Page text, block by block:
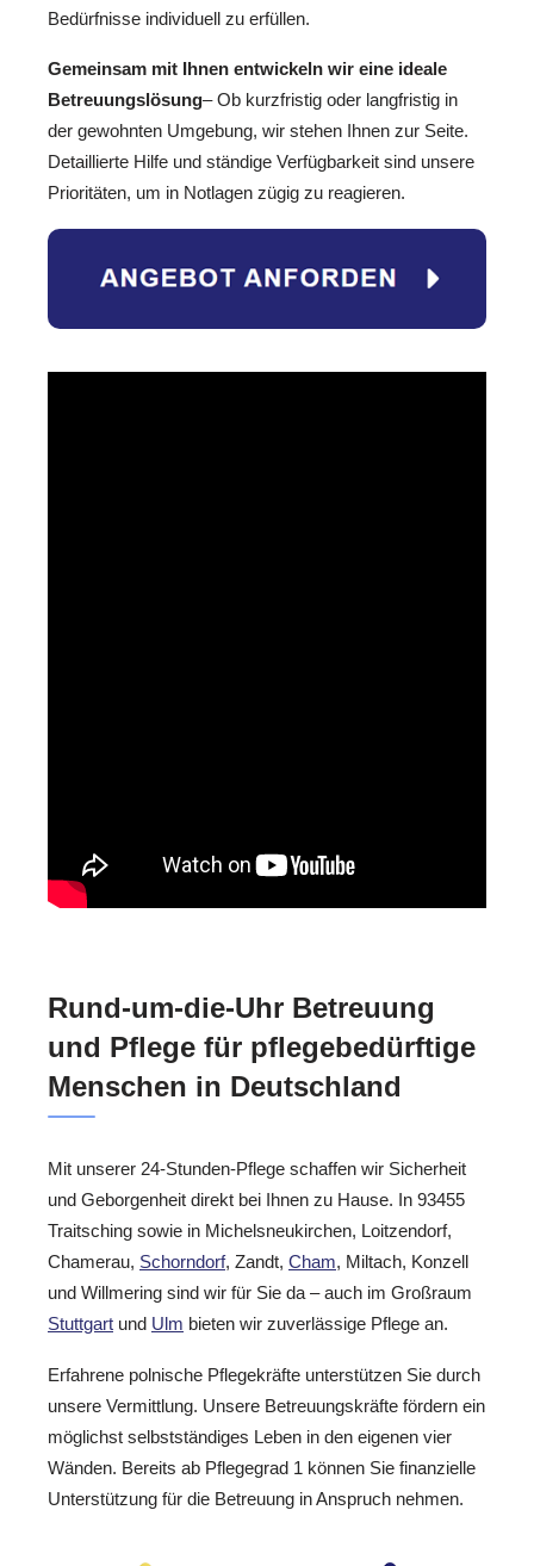
Bedürfnisse individuell zu erfüllen.
Gemeinsam mit Ihnen entwickeln wir eine ideale
Betreuungslösung– Ob kurzfristig oder langfristig in
der gewohnten Umgebung, wir stehen Ihnen zur Seite.
Detaillierte Hilfe und ständige Verfügbarkeit sind unsere
Prioritäten, um in Notlagen zügig zu reagieren.
Rund-um-die-Uhr Betreuung
und Pflege für pflegebedürftige
Menschen in Deutschland
Mit unserer 24-Stunden-Pflege schaffen wir Sicherheit
und Geborgenheit direkt bei Ihnen zu Hause. In 93455
Traitsching sowie in Michelsneukirchen, Loitzendorf,
Chamerau, Schorndorf, Zandt, Cham, Miltach, Konzell
und Willmering sind wir für Sie da – auch im Großraum
Stuttgart und Ulm bieten wir zuverlässige Pflege an.
Erfahrene polnische Pflegekräfte unterstützen Sie durch
unsere Vermittlung. Unsere Betreuungskräfte fördern ein
möglichst selbstständiges Leben in den eigenen vier
Wänden. Bereits ab Pflegegrad 1 können Sie finanzielle
Unterstützung für die Betreuung in Anspruch nehmen.